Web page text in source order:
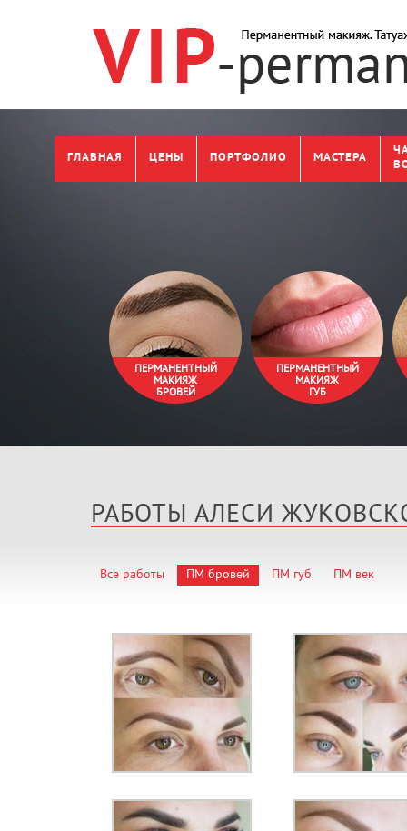
ГЛАВНАЯ ЦЕНЫ ПОРТФОЛИО МАСТЕРА
ПЕРМАНЕНТНЫЙ
МАКИЯЖ
БРОВЕЙ
ПЕРМАНЕНТНЫЙ
МАКИЯЖ
ГУБ
РАБОТЫ АЛЕСИ
Все работы ПМ бровей ПМ губ ПМ век